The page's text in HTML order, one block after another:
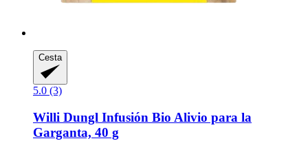
Cesta
5.0 (3)
Willi Dungl Infusión Bio Alivio para la
Garganta, 40 g